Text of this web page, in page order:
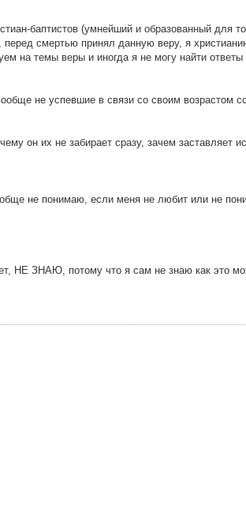
баптистов (умнейший и образованный для
смертью принял данную веру, я
на темы веры и иногда я не могу найти
не успевшие в связи со своим возрастом
он их не забирает сразу, зачем заставляет
не понимаю, если меня не любит или не
НЕ ЗНАЮ, потому что я сам не знаю как это